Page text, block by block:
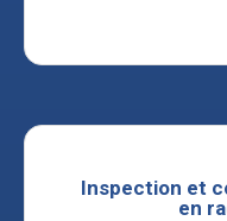
Inspection et
en